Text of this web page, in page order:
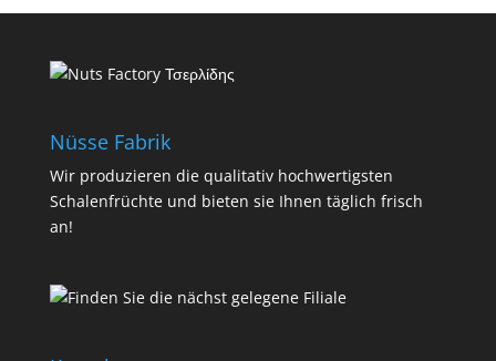
Nüsse Fabrik
Wir produzieren die qualitativ hochwertigsten
Schalenfrüchte und bieten sie Ihnen täglich frisch
an!